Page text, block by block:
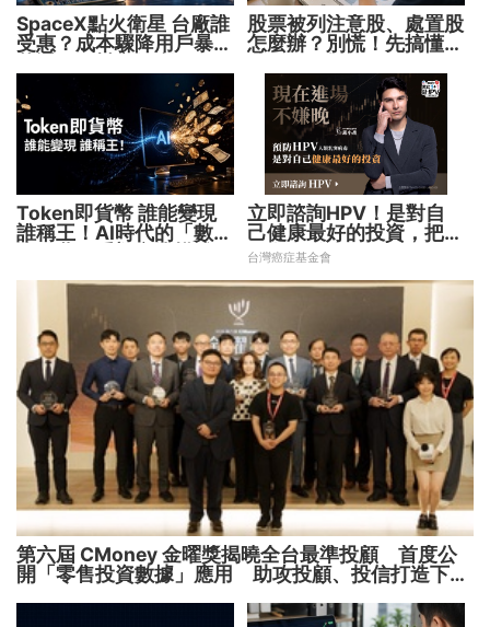
SpaceX點火衛星 台廠誰
受惠？成本驟降用戶暴增
股票被列注意股、處置股
怎麼辦？別慌！先搞懂背
Token即貨幣 誰能變現
誰稱王！AI時代的「數位
立即諮詢HPV！是對自
己健康最好的投資，把握
現在不嫌晚！
台灣癌症基金會
第六屆 CMoney 金曜獎揭曉全台最準投顧 首度公
開「零售投資數據」應用 助攻投顧、投信打造下一